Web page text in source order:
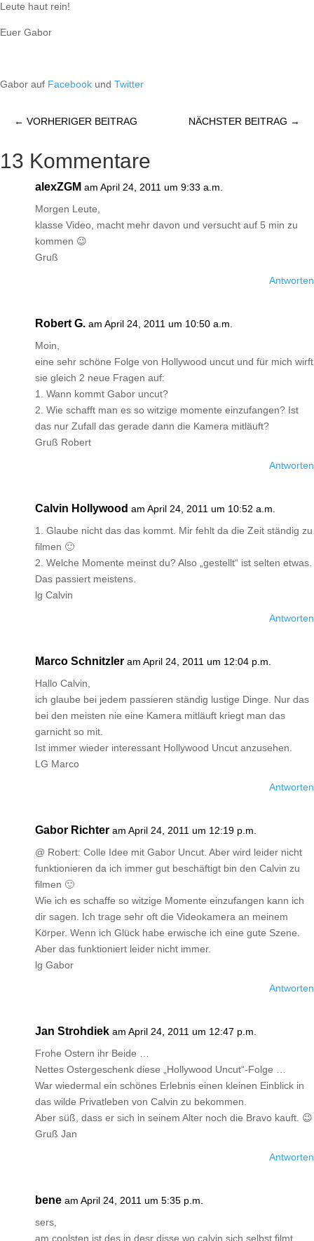
Leute haut rein!
Euer Gabor
Gabor auf Facebook und Twitter
← VORHERIGER BEITRAG NÄCHSTER BEITRAG →
13 Kommentare
alexZGM am April 24, 2011 um 9:33 a.m.
Morgen Leute,
klasse Video, macht mehr davon und versucht auf 5 min zu
kommen 😉
Gruß
Antworten
Robert G. am April 24, 2011 um 10:50 a.m.
Moin,
eine sehr schöne Folge von Hollywood uncut und für mich wirft
sie gleich 2 neue Fragen auf:
1. Wann kommt Gabor uncut?
2. Wie schafft man es so witzige momente einzufangen? Ist
das nur Zufall das gerade dann die Kamera mitläuft?
Gruß Robert
Antworten
Calvin Hollywood am April 24, 2011 um 10:52 a.m.
1. Glaube nicht das das kommt. Mir fehlt da die Zeit ständig zu
filmen 🙂
2. Welche Momente meinst du? Also „gestellt“ ist selten etwas.
Das passiert meistens.
lg Calvin
Antworten
Marco Schnitzler am April 24, 2011 um 12:04 p.m.
Hallo Calvin,
ich glaube bei jedem passieren ständig lustige Dinge. Nur das
bei den meisten nie eine Kamera mitläuft kriegt man das
garnicht so mit.
Ist immer wieder interessant Hollywood Uncut anzusehen.
LG Marco
Antworten
Gabor Richter am April 24, 2011 um 12:19 p.m.
@ Robert: Colle Idee mit Gabor Uncut. Aber wird leider nicht
funktionieren da ich immer gut beschäftigt bin den Calvin zu
filmen 🙂
Wie ich es schaffe so witzige Momente einzufangen kann ich
dir sagen. Ich trage sehr oft die Videokamera an meinem
Körper. Wenn ich Glück habe erwische ich eine gute Szene.
Aber das funktioniert leider nicht immer.
lg Gabor
Antworten
Jan Strohdiek am April 24, 2011 um 12:47 p.m.
Frohe Ostern ihr Beide …
Nettes Ostergeschenk diese „Hollywood Uncut“-Folge …
War wiedermal ein schönes Erlebnis einen kleinen Einblick in
das wilde Privatleben von Calvin zu bekommen.
Aber süß, dass er sich in seinem Alter noch die Bravo kauft. 😉
Gruß Jan
Antworten
bene am April 24, 2011 um 5:35 p.m.
sers,
am coolsten ist des in desr disse wo calvin sich selbst filmt